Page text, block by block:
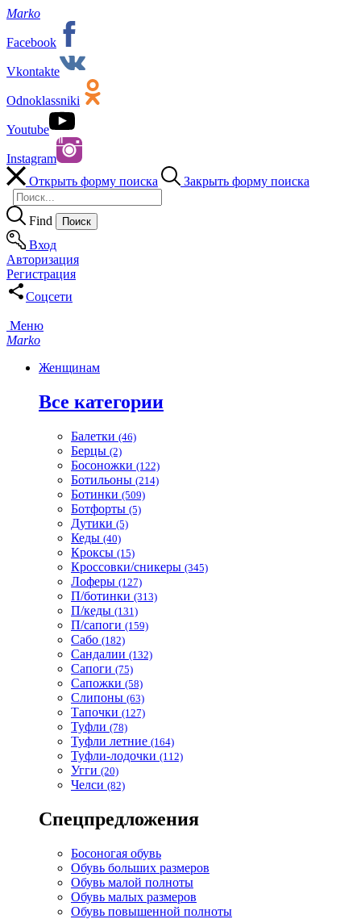
Marko
Facebook
Vkontakte
Odnoklassniki
Youtube
Instagram
Открыть форму поиска
Закрыть форму поиска
Find
Вход
Авторизация
Регистрация
Соцсети
Меню
Marko
Женщинам
Все категории
Балетки (46)
Берцы (2)
Босоножки (122)
Ботильоны (214)
Ботинки (509)
Ботфорты (5)
Дутики (5)
Кеды (40)
Кроксы (15)
Кроссовки/сникеры (345)
Лоферы (127)
П/ботинки (313)
П/кеды (131)
П/сапоги (159)
Сабо (182)
Сандалии (132)
Сапоги (75)
Сапожки (58)
Слипоны (63)
Тапочки (127)
Туфли (78)
Туфли летние (164)
Туфли-лодочки (112)
Угги (20)
Челси (82)
Спецпредложения
Босоногая обувь
Обувь больших размеров
Обувь малой полноты
Обувь малых размеров
Обувь повышенной полноты